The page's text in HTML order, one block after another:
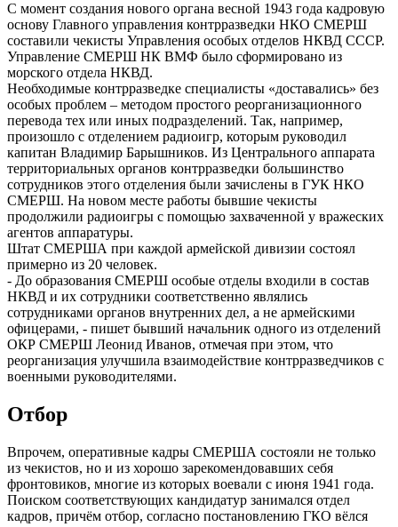
С момент создания нового органа весной 1943 года кадровую
основу Главного управления контрразведки НКО СМЕРШ
составили чекисты Управления особых отделов НКВД СССР.
Управление СМЕРШ НК ВМФ было сформировано из
морского отдела НКВД.
Необходимые контрразведке специалисты «доставались» без
особых проблем – методом простого реорганизационного
перевода тех или иных подразделений. Так, например,
произошло с отделением радиоигр, которым руководил
капитан Владимир Барышников. Из Центрального аппарата
территориальных органов контрразведки большинство
сотрудников этого отделения были зачислены в ГУК НКО
СМЕРШ. На новом месте работы бывшие чекисты
продолжили радиоигры с помощью захваченной у вражеских
агентов аппаратуры.
Штат СМЕРША при каждой армейской дивизии состоял
примерно из 20 человек.
- До образования СМЕРШ особые отделы входили в состав
НКВД и их сотрудники соответственно являлись
сотрудниками органов внутренних дел, а не армейскими
офицерами, - пишет бывший начальник одного из отделений
ОКР СМЕРШ Леонид Иванов, отмечая при этом, что
реорганизация улучшила взаимодействие контрразведчиков с
военными руководителями.
Отбор
Впрочем, оперативные кадры СМЕРША состояли не только
из чекистов, но и из хорошо зарекомендовавших себя
фронтовиков, многие из которых воевали с июня 1941 года.
Поиском соответствующих кандидатур занимался отдел
кадров, причём отбор, согласно постановлению ГКО вёлся